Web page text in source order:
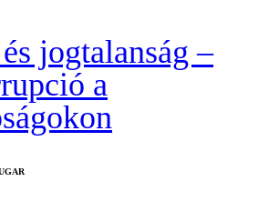
jogtalanság –
a